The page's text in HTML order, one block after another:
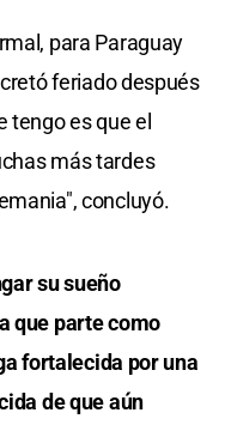
para Paraguay
feriado después
tengo es que el
más tardes
concluyó.
su sueño
que parte como
fortalecida por una
de que aún